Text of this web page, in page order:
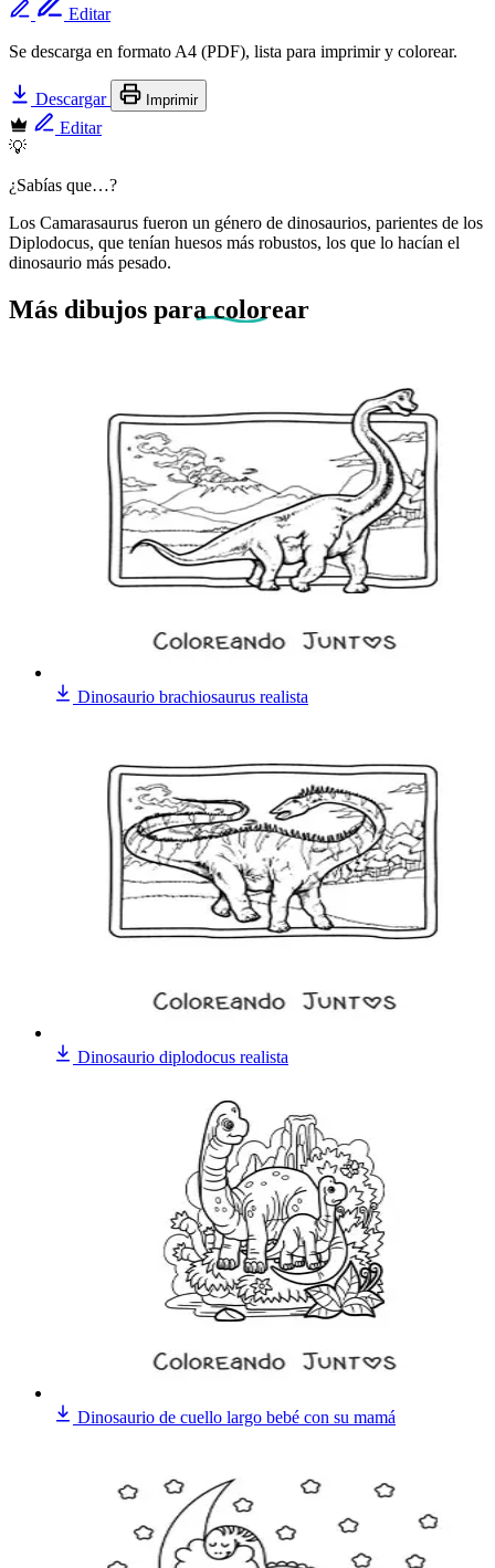
Editar
Se descarga en formato A4 (PDF), lista para imprimir y colorear.
Descargar Imprimir
Editar
💡
¿Sabías que…?
Los Camarasaurus fueron un género de dinosaurios, parientes de los
Diplodocus, que tenían huesos más robustos, los que lo hacían el
dinosaurio más pesado.
Más dibujos para colorear
Dinosaurio brachiosaurus realista
Dinosaurio diplodocus realista
Dinosaurio de cuello largo bebé con su mamá